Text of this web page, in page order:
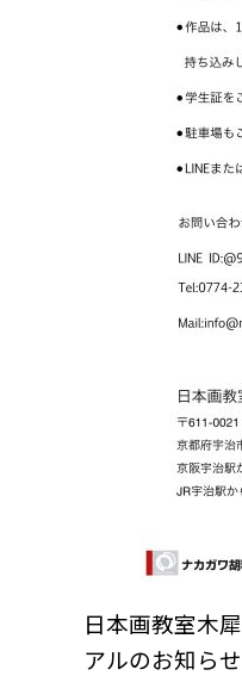
日本画教室木
アルのお知ら